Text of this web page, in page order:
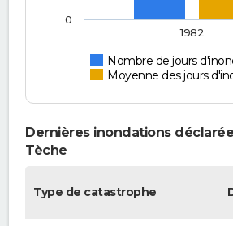
Nombre de jours
Moyenne des jours
1982
0
Dernières inondations
Tèche
Type de catastrophe